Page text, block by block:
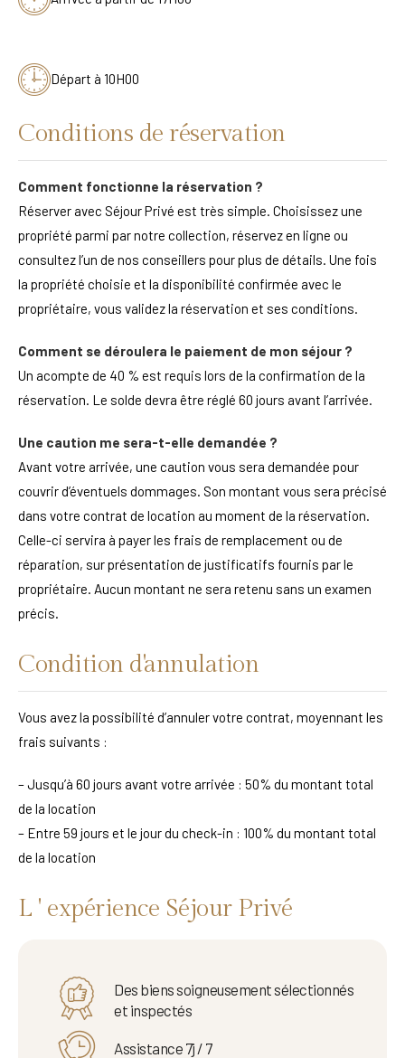
Départ à 10H00
Conditions de réservation
Comment fonctionne la réservation ?
Réserver avec Séjour Privé est très simple. Choisissez une
propriété parmi par notre collection, réservez en ligne ou
consultez l’un de nos conseillers pour plus de détails. Une fois
la propriété choisie et la disponibilité confirmée avec le
propriétaire, vous validez la réservation et ses conditions.
Comment se déroulera le paiement de mon séjour ?
Un acompte de 40 % est requis lors de la confirmation de la
réservation. Le solde devra être réglé 60 jours avant l’arrivée.
Une caution me sera-t-elle demandée ?
Avant votre arrivée, une caution vous sera demandée pour
couvrir d’éventuels dommages. Son montant vous sera précisé
dans votre contrat de location au moment de la réservation.
Celle-ci servira à payer les frais de remplacement ou de
réparation, sur présentation de justificatifs fournis par le
propriétaire. Aucun montant ne sera retenu sans un examen
précis.
Condition d'annulation
Vous avez la possibilité d’annuler votre contrat, moyennant les
frais suivants :
– Jusqu’à 60 jours avant votre arrivée : 50% du montant total
de la location
– Entre 59 jours et le jour du check-in : 100% du montant total
de la location
L ' expérience Séjour Privé
Des biens soigneusement sélectionnés
et inspectés
Assistance 7j / 7